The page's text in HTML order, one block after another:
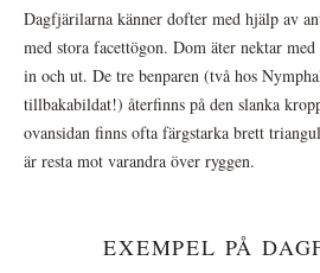
Dagfjärilarna känner dofter med hjälp av
med stora facettögon. Dom äter nektar
in och ut. De tre benparen (två hos
tillbakabildat!) återfinns på den slanka
ovansidan finns ofta färgstarka brett
är resta mot varandra över ryggen.
EXEMPEL PÅ